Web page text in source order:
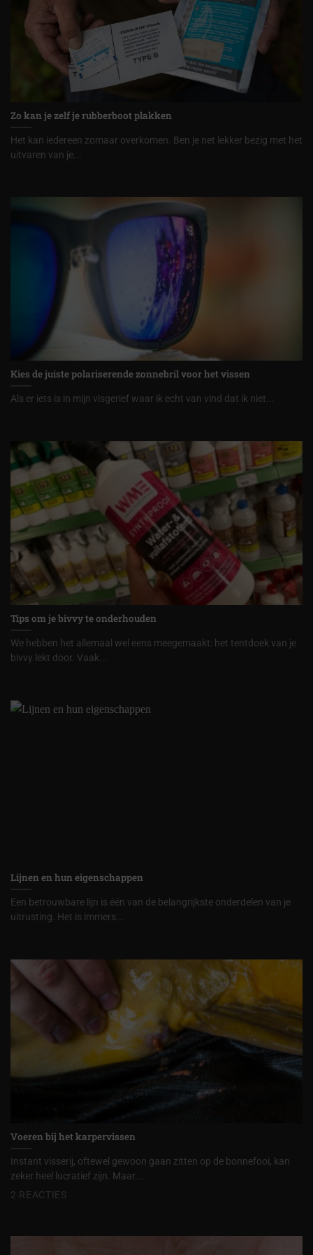
Zo kan je zelf je rubberboot plakken
Het kan iedereen zomaar overkomen. Ben je net lekker bezig met het
uitvaren van je...
Kies de juiste polariserende zonnebril voor het vissen
Als er iets is in mijn visgerief waar ik echt van vind dat ik niet...
Tips om je bivvy te onderhouden
We hebben het allemaal wel eens meegemaakt: het tentdoek van je
bivvy lekt door. Vaak...
Lijnen en hun eigenschappen
Een betrouwbare lijn is één van de belangrijkste onderdelen van je
uitrusting. Het is immers...
Voeren bij het karpervissen
Instant visserij, oftewel gewoon gaan zitten op de bonnefooi, kan
zeker heel lucratief zijn. Maar...
2 REACTIES